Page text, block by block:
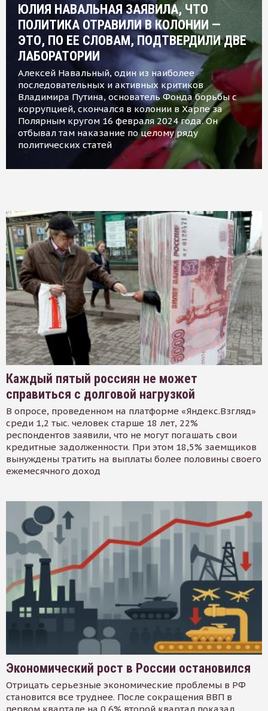
ЮЛИЯ НАВАЛЬНАЯ ЗАЯВИЛА, ЧТО
ПОЛИТИКА ОТРАВИЛИ В КОЛОНИИ —
ЭТО, ПО ЕЕ СЛОВАМ, ПОДТВЕРДИЛИ ДВЕ
ЛАБОРАТОРИИ
Алексей Навальный, один из наиболее
последовательных и активных критиков
Владимира Путина, основатель Фонда борьбы с
коррупцией, скончался в колонии в Харпе за
Полярным кругом 16 февраля 2024 года. Он
отбывал там наказание по целому ряду
политических статей
Каждый пятый россиян не может
справиться с долговой нагрузкой
В опросе, проведенном на платформе «Яндекс.Взгляд»
среди 1,2 тыс. человек старше 18 лет, 22%
респондентов заявили, что не могут погашать свои
кредитные задолженности. При этом 18,5% заемщиков
вынуждены тратить на выплаты более половины своего
ежемесячного доход
Экономический рост в России остановился
Отрицать серьезные экономические проблемы в РФ
становится все труднее. После сокращения ВВП в